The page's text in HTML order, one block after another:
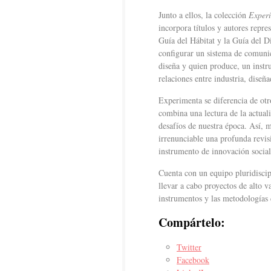
Junto a ellos, la colección
incorpora títulos y autores
Guía del Hábitat y la Guía del
configurar un sistema de
diseña y quien produce, un
relaciones entre industria,
Experimenta se diferencia de
combina una lectura de la
desafíos de nuestra época. Así,
irrenunciable una profunda
instrumento de innovación
Cuenta con un equipo
llevar a cabo proyectos de alto
instrumentos y las
Compártelo:
Twitter
Facebook